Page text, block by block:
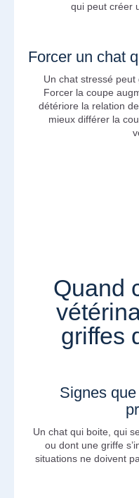
qui peut créer
Forcer un chat
Un chat stressé peut
Forcer la coupe
détériore la relation
mieux différer la
Quand
griffes
Signes
Un chat qui boite, qui
ou dont une griffe
situations ne doivent